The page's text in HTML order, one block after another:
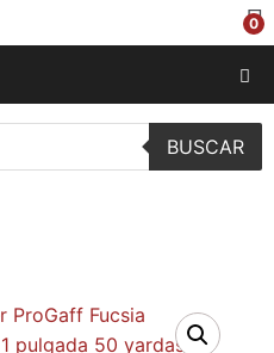
BUSCAR
0